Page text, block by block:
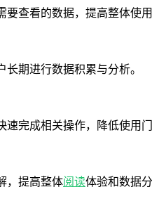
查看的数据，提高整体使用
期进行数据积累与分析。
完成相关操作，降低使用门
，提高整体阅读体验和数据分